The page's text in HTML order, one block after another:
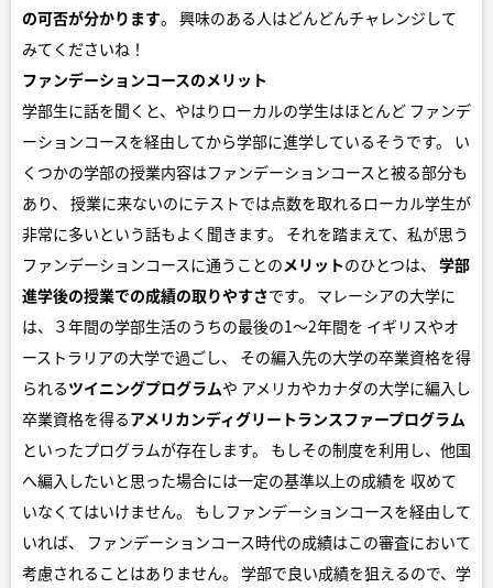
の可否が分かります。 興味のある人はどんどんチャレンジして
みてくださいね！
ファンデーションコースのメリット
学部生に話を聞くと、やはりローカルの学生はほとんど ファンデ
ーションコースを経由してから学部に進学しているそうです。 い
くつかの学部の授業内容はファンデーションコースと被る部分も
あり、 授業に来ないのにテストでは点数を取れるローカル学生が
非常に多いという話もよく聞きます。 それを踏まえて、私が思う
ファンデーションコースに通うことのメリットのひとつは、 学部
進学後の授業での成績の取りやすさです。 マレーシアの大学に
は、３年間の学部生活のうちの最後の1〜2年間を イギリスやオ
ーストラリアの大学で過ごし、 その編入先の大学の卒業資格を得
られるツイニングプログラムや アメリカやカナダの大学に編入し
卒業資格を得るアメリカンディグリートランスファープログラム
といったプログラムが存在します。 もしその制度を利用し、他国
へ編入したいと思った場合には一定の基準以上の成績を 収めて
いなくてはいけません。 もしファンデーションコースを経由して
いれば、 ファンデーションコース時代の成績はこの審査において
考慮されることはありません。 学部で良い成績を狙えるので、学